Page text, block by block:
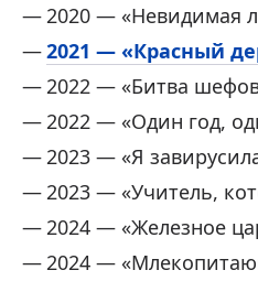
2020 — «Невидимая
2021 — «Красный
2022 — «Битва
2022 — «Один год,
2023 — «Я
2023 — «Учитель,
2024 — «Железное
2024 —